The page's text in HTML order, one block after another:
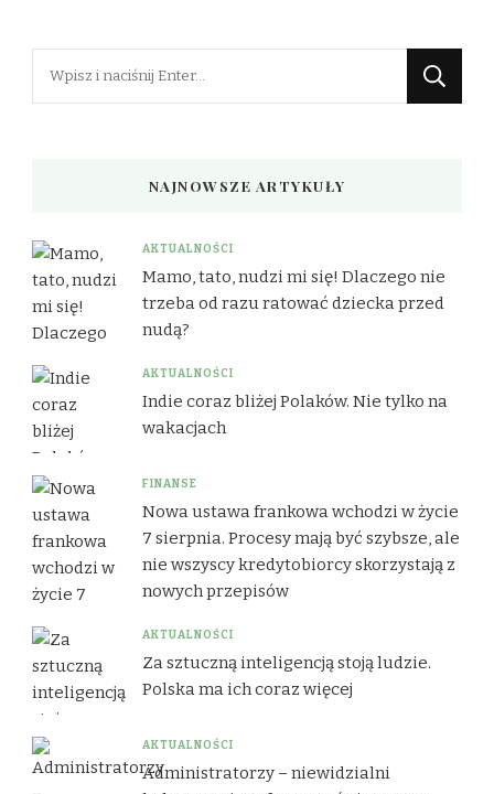
Szukasz
NAJNOWSZE ARTYKUŁY
AKTUALNOŚCI
Mamo, tato, nudzi mi się! Dlaczego nie
trzeba od razu ratować dziecka przed
nudą?
AKTUALNOŚCI
Indie coraz bliżej Polaków. Nie tylko na
wakacjach
FINANSE
Nowa ustawa frankowa wchodzi w życie
7 sierpnia. Procesy mają być szybsze, ale
nie wszyscy kredytobiorcy skorzystają z
nowych przepisów
AKTUALNOŚCI
Za sztuczną inteligencją stoją ludzie.
Polska ma ich coraz więcej
AKTUALNOŚCI
Administratorzy – niewidzialni